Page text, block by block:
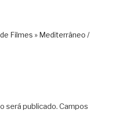
Filmes » Mediterrâneo /
será publicado. Campos